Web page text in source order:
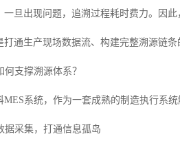
一旦出现问题，追溯过程耗时费力。因
打通生产现场数据流、构建完整溯源链条
何支撑溯源体系？
MES系统，作为一套成熟的制造执行系
据采集，打通信息孤岛